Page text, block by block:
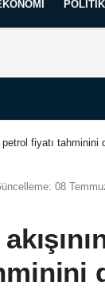
petrol fiyatı tahminini
08